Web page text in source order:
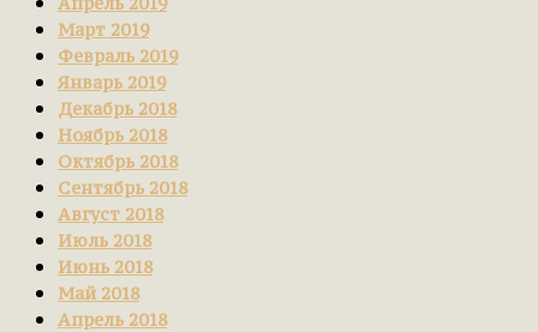
Март 2019
Февраль 2019
Январь 2019
Декабрь 2018
Ноябрь 2018
Октябрь 2018
Сентябрь 2018
Август 2018
Июль 2018
Июнь 2018
Май 2018
Апрель 2018